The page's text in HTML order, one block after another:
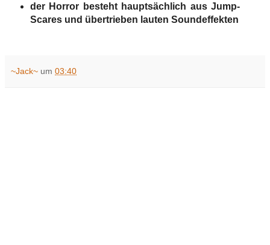
der Horror besteht hauptsächlich aus Jump-
Scares und übertrieben lauten Soundeffekten
~Jack~ um 03:40